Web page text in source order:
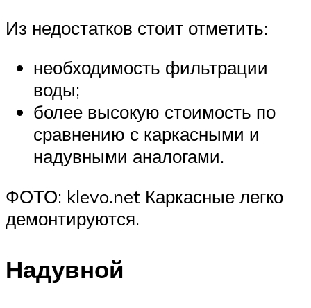
Из недостатков стоит отметить:
необходимость фильтрации
воды;
более высокую стоимость по
сравнению с каркасными и
надувными аналогами.
ФОТО: klevo.net Каркасные легко
демонтируются.
Надувной